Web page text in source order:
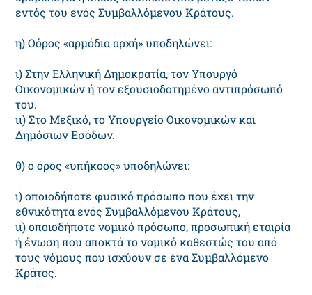
εντός του ενός Συμβαλλόμενου Κράτους.
η) Οόρος «αρμόδια αρχή» υποδηλώνει:
ι) Στην Ελληνική Δημοκρατία, τον Υπουργό
Οικονομικών ή τον εξουσιοδοτημένο αντιπρόσωπό
του.
ιι) Στο Μεξικό, το Υπουργείο Οικονομικών και
Δημόσιων Εσόδων.
θ) ο όρος «υπήκοος» υποδηλώνει:
ι) οποιοδήποτε φυσικό πρόσωπο που έχει την
εθνικότητα ενός Συμβαλλόμενου Κράτους,
ιι) οποιοδήποτε νομικό πρόσωπο, προσωπική εταιρία
ή ένωση που αποκτά το νομικό καθεστώς του από
τους νόμους που ισχύουν σε ένα Συμβαλλόμενο
Κράτος.